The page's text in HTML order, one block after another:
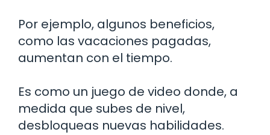
Por ejemplo, algunos beneficios,
como las vacaciones pagadas,
aumentan con el tiempo.
Es como un juego de video donde, a
medida que subes de nivel,
desbloqueas nuevas habilidades.